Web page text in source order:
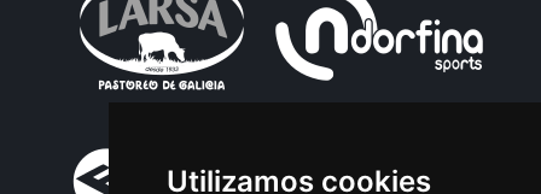
Utilizamos cookies